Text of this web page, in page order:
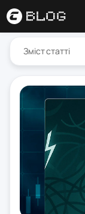
Зміст статті